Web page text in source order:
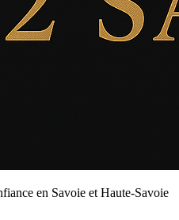
en Savoie et Haute-Savoie